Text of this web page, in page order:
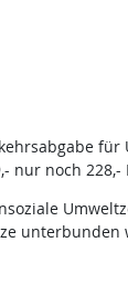
nur noch 228,-
unterbunden